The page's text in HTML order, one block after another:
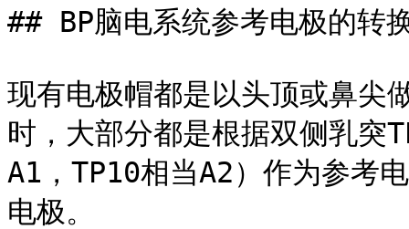
## BP脑电系统参考电极的转
现有电极帽都是以头顶或鼻尖
时，大部分都是根据双侧乳突
A1，TP10相当A2）作为参考
电极。